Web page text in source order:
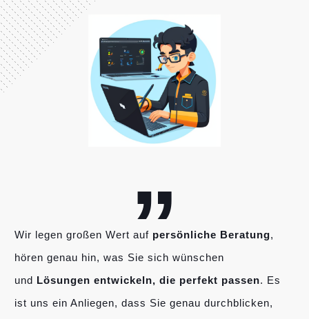
„
Wir legen großen Wert auf persönliche Beratung,
hören genau hin, was Sie sich wünschen
und Lösungen entwickeln, die perfekt passen. Es
ist uns ein Anliegen, dass Sie genau durchblicken,